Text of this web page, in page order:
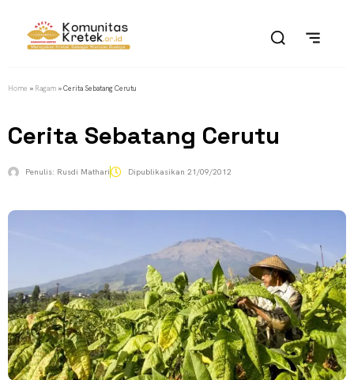
Home » Ragam »Cerita Sebatang Cerutu
Cerita Sebatang Cerutu
Penulis: Rusdi Mathari Dipublikasikan 21/09/2012